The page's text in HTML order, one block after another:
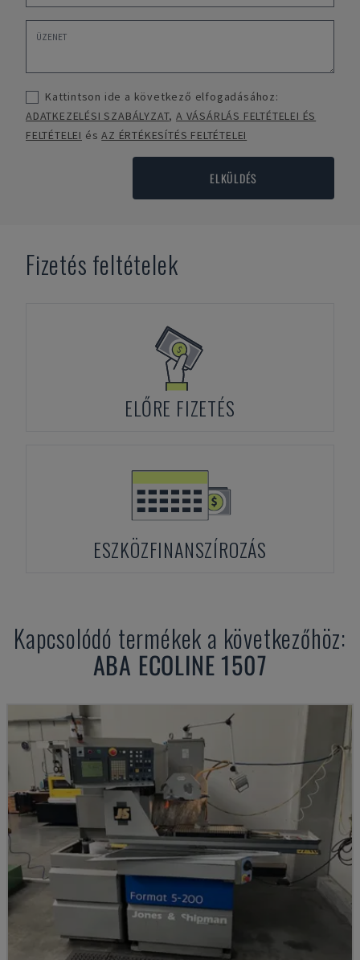
Kattintson ide a következő elfogadásához:
ADATKEZELÉSI SZABÁLYZAT,A VÁSÁRLÁS FELTÉTELEI ÉS
FELTÉTELEI ésAZ ÉRTÉKESÍTÉS FELTÉTELEI
ELKÜLDÉS
Fizetés feltételek
ELŐRE FIZETÉS
ESZKÖZFINANSZÍROZÁS
Kapcsolódó termékek a következőhöz:
ABA ECOLINE 1507